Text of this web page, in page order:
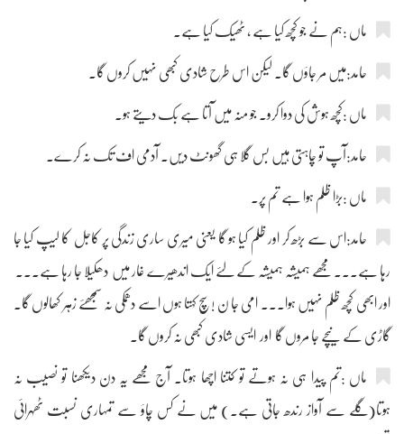
ماں :ہم نے جو کچھ کیا ہے ، ٹھیک کیا ہے۔
حامد:میں مر جاؤں گا۔ لیکن اس طرح شادی کبھی نہیں کروں گا۔
ماں :کچھ ہوش کی دوا کرو۔ جو منہ میں آتا ہے بک دیتے ہو۔
حامد:آپ تو چاہتی ہیں بس گلا ہی گھونٹ دیں۔ آدمی اف تک نہ کرے۔
ماں :بڑا ظلم ہوا ہے تم پر۔
حامد:اس سے بڑھ کر اور ظلم کیا ہو گا یعنی میری ساری زندگی پر کاجل کا لیپ کیا جا
رہا ہے۔۔۔ مجھے ہمیشہ ہمیشہ کے لئے ایک اندھیرے غار میں دھکیلا جا رہا ہے۔۔۔
اور ابھی کچھ ظلم نہیں ہوا۔۔۔ امی جا ن !سچ کہتا ہوں اسے دھمکی نہ سمجھئے زہر کھالوں گا۔
گاڑی کے نیچے جا مروں گا اور ایسی شادی کبھی نہ کروں گا۔
ماں :تم پیدا ہی نہ ہوتے تو کتنا اچھا ہوتا۔ آج مجھے یہ دن دیکھنا تو نصیب نہ
ہوتا(گلے سے آواز رندھ جاتی ہے۔) میں نے کس چاؤ سے تمہاری نسبت ٹھہرائی